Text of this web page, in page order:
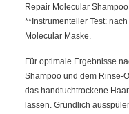
Repair Molecular
**Instrumenteller Test:
Molecular Maske.
Für optimale Ergebnisse
Shampoo und dem Rinse-
das handtuchtrockene
lassen. Gründlich